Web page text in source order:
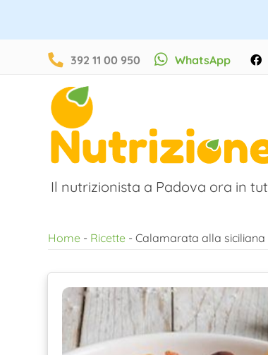
contenuto
392 11 00 950 WhatsApp
Il nutrizionista a Padova ora in
Home - Ricette - Calamarata alla siciliana